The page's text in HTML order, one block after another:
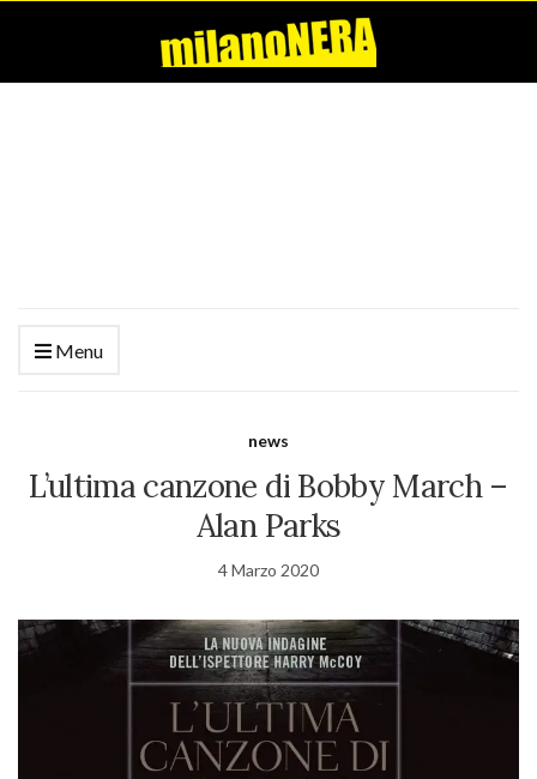
Menu
news
L’ultima canzone di Bobby March –
Alan Parks
4 Marzo 2020